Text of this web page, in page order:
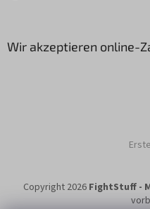
Wir akzeptieren online-
Copyright 2026 FightStuff -